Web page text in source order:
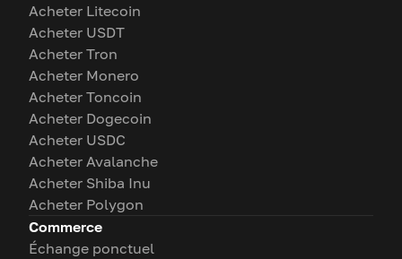
Acheter Litecoin
Acheter USDT
Acheter Tron
Acheter Monero
Acheter Toncoin
Acheter Dogecoin
Acheter USDC
Acheter Avalanche
Acheter Shiba Inu
Acheter Polygon
Commerce
Échange ponctuel